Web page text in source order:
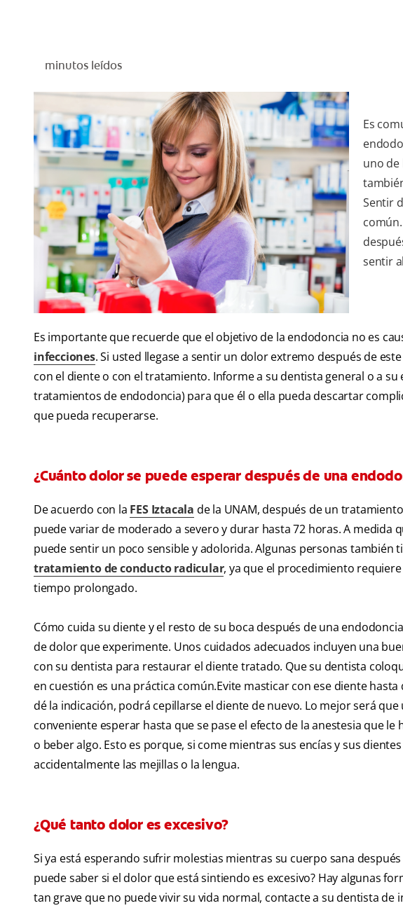
minutos leídos
Es
uno de
Sentir
sentir
Es importante que recuerde que el objetivo de la endodoncia no es
infecciones. Si usted llegase a sentir un dolor extremo después de
con el diente o con el tratamiento. Informe a su dentista general o a
tratamientos de endodoncia) para que él o ella pueda descartar
que pueda recuperarse.
¿Cuánto dolor se puede esperar después de una
De acuerdo con la FES Iztacala de la UNAM, después de un
puede variar de moderado a severo y durar hasta 72 horas. A medida
puede sentir un poco sensible y adolorida. Algunas personas también
tratamiento de conducto radicular, ya que el procedimiento
tiempo prolongado.
Cómo cuida su diente y el resto de su boca después de una
de dolor que experimente. Unos cuidados adecuados incluyen una
con su dentista para restaurar el diente tratado. Que su dentista
en cuestión es una práctica común.Evite masticar con ese diente
dé la indicación, podrá cepillarse el diente de nuevo. Lo mejor será
conveniente esperar hasta que se pase el efecto de la anestesia que
o beber algo. Esto es porque, si come mientras sus encías y sus
accidentalmente las mejillas o la lengua.
¿Qué tanto dolor es excesivo?
Si ya está esperando sufrir molestias mientras su cuerpo sana
puede saber si el dolor que está sintiendo es excesivo? Hay algunas
tan grave que no puede vivir su vida normal, contacte a su dentista de